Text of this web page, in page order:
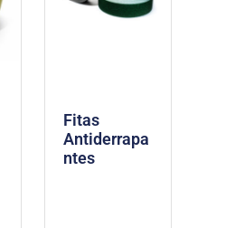
Fitas
Antiderrapa
ntes